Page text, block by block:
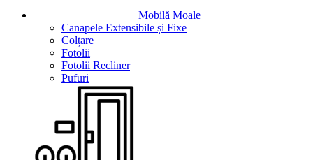
Mobilă Moale
Canapele Extensibile și Fixe
Colțare
Fotolii
Fotolii Recliner
Pufuri